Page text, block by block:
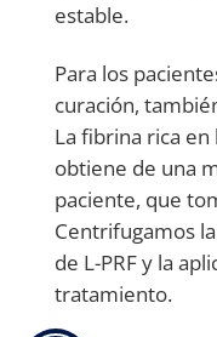
estable.
Para los
curación,
La fibrina rica
obtiene de una
paciente, que
Centrifugamos
de L-PRF y la
tratamiento.